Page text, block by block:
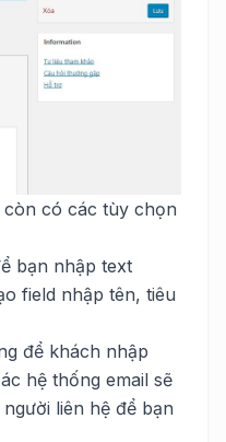
có các tùy chọn
bạn nhập text
field nhập tên, tiêu
để khách nhập
hệ thống email sẽ
liên hệ để bạn